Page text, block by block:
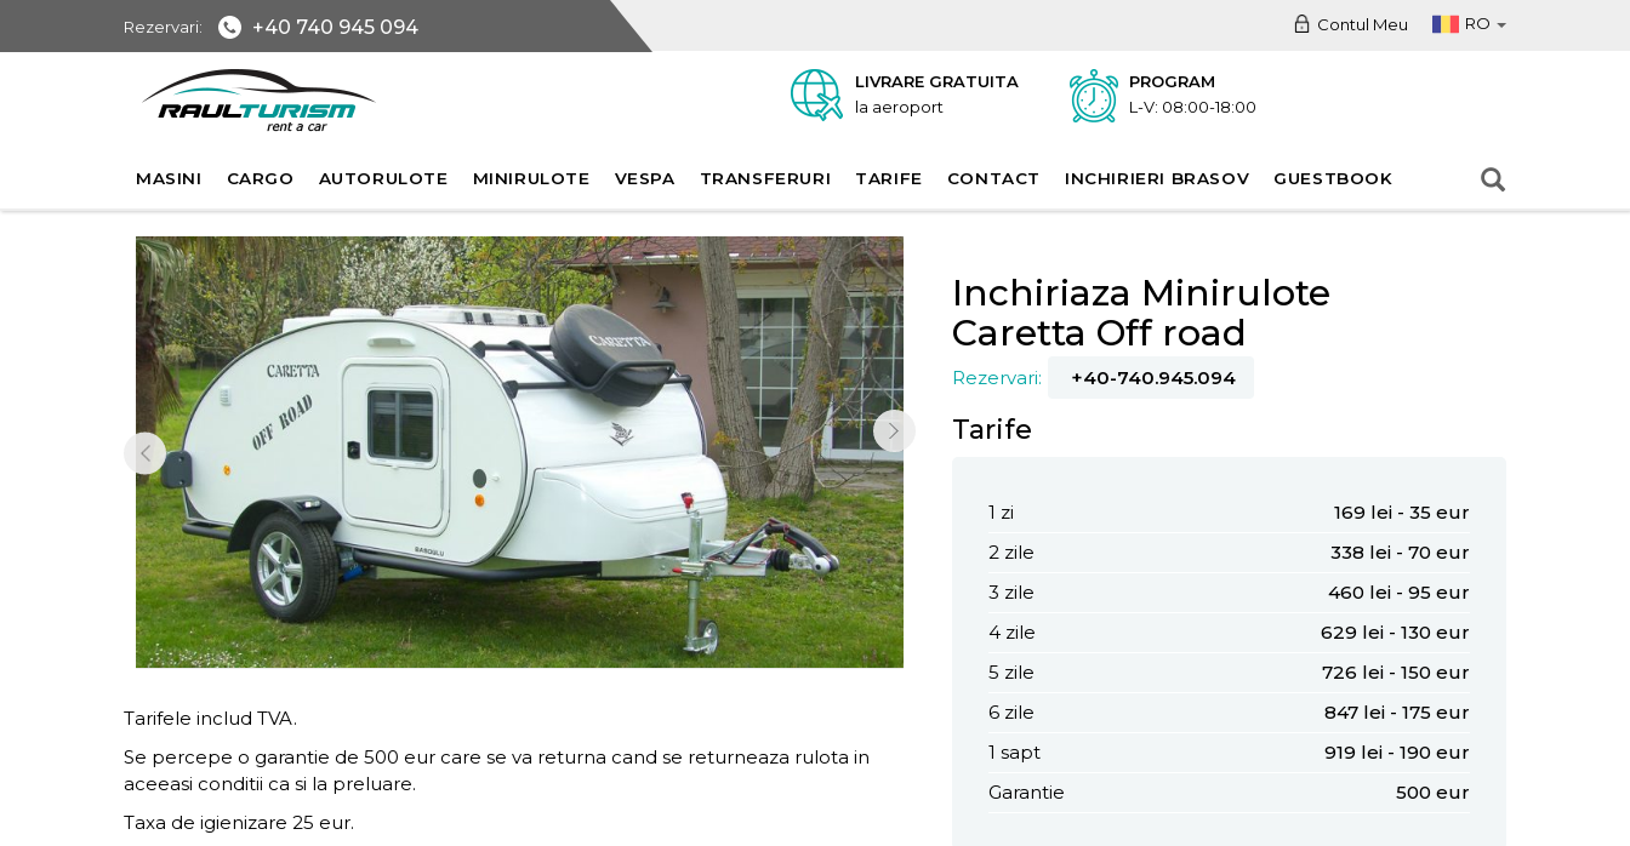
Rezervari: +40 740 945 094 RO
Contul Meu
LIVRARE GRATUITA
la aeroport
PROGRAM
L-V: 08:00-18:00
MASINI CARGO AUTORULOTE MINIRULOTE VESPA TRANSFERURI TARIFE CONTACT INCHIRIERI BRASOV GUESTBOOK
Tarifele includ TVA.
Se percepe o garantie de 500 eur care se va returna cand se returneaza rulota in
aceeasi conditii ca si la preluare.
Taxa de igienizare 25 eur.
Inchiriaza Minirulote
Caretta Off road
Rezervari: +40-740.945.094
Tarife
1 zi
169 lei - 35 eur
2 zile
338 lei - 70 eur
3 zile
460 lei - 95 eur
4 zile
629 lei - 130 eur
5 zile
726 lei - 150 eur
6 zile
847 lei - 175 eur
1 sapt
919 lei - 190 eur
Garantie
500 eur